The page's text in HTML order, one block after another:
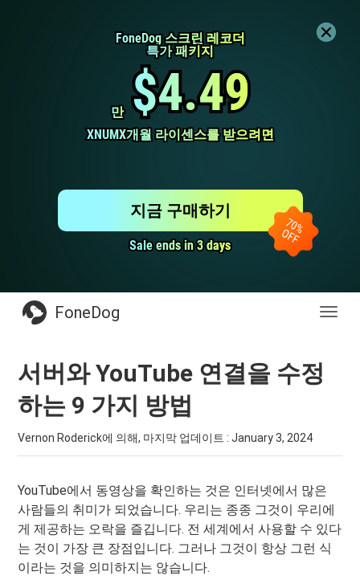
FoneDog 스크린 레코더
FoneDog 스크린 레코더
특가 패키지
특가 패키지
만
만 $4.49
$4.49
XNUMX개월 라이센스를 받으려면
XNUMX개월 라이센스를 받으려면
Sale ends in 3 days
Sale ends in 3 days
지금 구매하기
전
FoneDog
서버와 YouTube 연결을 수정
하는 9 가지 방법
Vernon Roderick에 의해, 마지막 업데이트 :January 3, 2024
YouTube에서 동영상을 확인하는 것은 인터넷에서 많은
사람들의 취미가 되었습니다. 우리는 종종 그것이 우리에
게 제공하는 오락을 즐깁니다. 전 세계에서 사용할 수 있다
는 것이 가장 큰 장점입니다. 그러나 그것이 항상 그런 식
이라는 것을 의미하지는 않습니다.